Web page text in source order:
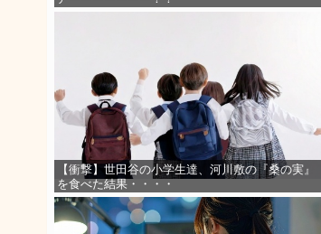
【衝撃】世田谷の小学生達、河川敷の『桑の実』
を食べた結果・・・・